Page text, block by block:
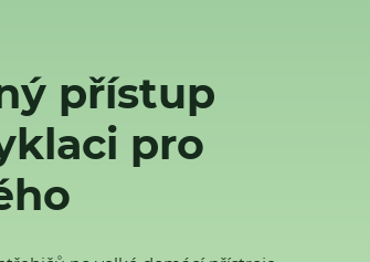
přístup
pro